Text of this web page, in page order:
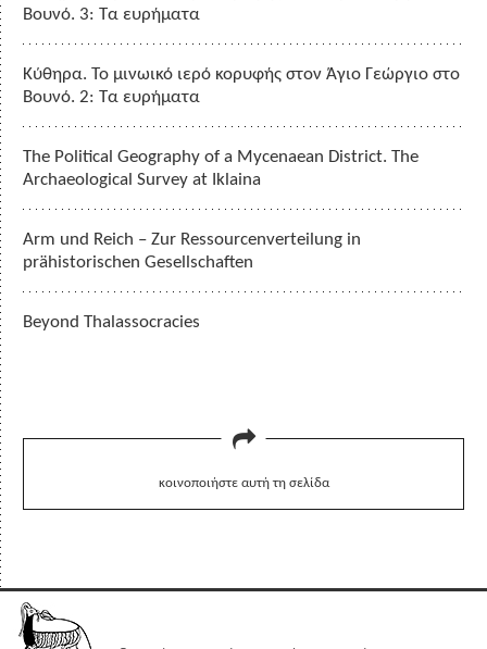
Βουνό. 3: Τα ευρήματα
Κύθηρα. Το μινωικό ιερό κορυφής στον Άγιο Γεώργιο στο
Βουνό. 2: Τα ευρήματα
The Political Geography of a Mycenaean District. The
Archaeological Survey at Iklaina
Arm und Reich – Zur Ressourcenverteilung in
prähistorischen Gesellschaften
Beyond Thalassocracies
κοινοποιήστε αυτή τη σελίδα